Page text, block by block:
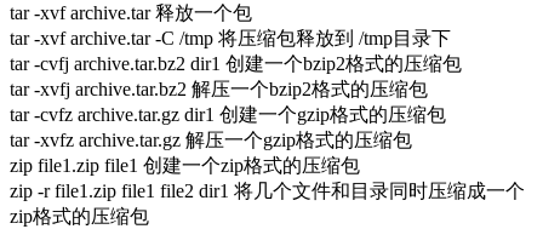
tar -xvf archive.tar 释放一个包
tar -xvf archive.tar -C /tmp 将压缩包释放到 /tmp目录下
tar -cvfj archive.tar.bz2 dir1 创建一个bzip2格式的压缩包
tar -xvfj archive.tar.bz2 解压一个bzip2格式的压缩包
tar -cvfz archive.tar.gz dir1 创建一个gzip格式的压缩包
tar -xvfz archive.tar.gz 解压一个gzip格式的压缩包
zip file1.zip file1 创建一个zip格式的压缩包
zip -r file1.zip file1 file2 dir1 将几个文件和目录同时压缩成一个
zip格式的压缩包